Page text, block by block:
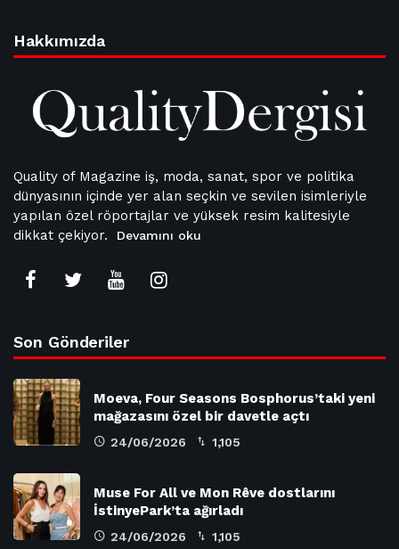
Hakkımızda
Quality of Magazine iş, moda, sanat, spor ve politika
dünyasının içinde yer alan seçkin ve sevilen isimleriyle
yapılan özel röportajlar ve yüksek resim kalitesiyle
dikkat çekiyor.
Devamını oku
Son Gönderiler
Moeva, Four Seasons Bosphorus’taki yeni
mağazasını özel bir davetle açtı
24/06/2026 1,105
Muse For All ve Mon Rêve dostlarını
İstinyePark’ta ağırladı
24/06/2026 1,105